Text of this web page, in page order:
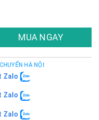
MUA NGAY
HÀ NỘI
Zalo
Zalo
Zalo